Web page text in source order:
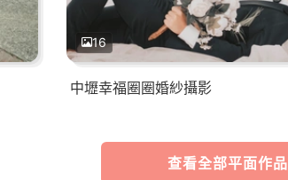
16
中壢幸福圈圈婚紗攝影
查看全部平面作品